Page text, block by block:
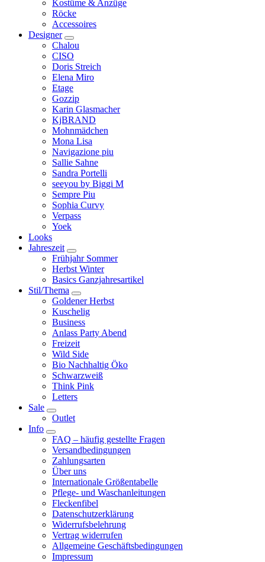
Kostüme & Anzüge
Röcke
Accessoires
Designer
Chalou
CISO
Doris Streich
Elena Miro
Etage
Gozzip
Karin Glasmacher
KjBRAND
Mohnmädchen
Mona Lisa
Navigazione piu
Sallie Sahne
Sandra Portelli
seeyou by Biggi M
Sempre Piu
Sophia Curvy
Verpass
Yoek
Looks
Jahreszeit
Frühjahr Sommer
Herbst Winter
Basics Ganzjahresartikel
Stil/Thema
Goldener Herbst
Kuschelig
Business
Anlass Party Abend
Freizeit
Wild Side
Bio Nachhaltig Öko
Schwarzweiß
Think Pink
Letters
Sale
Outlet
Info
FAQ – häufig gestellte Fragen
Versandbedingungen
Zahlungsarten
Über uns
Internationale Größentabelle
Pflege- und Waschanleitungen
Fleckenfibel
Datenschutzerklärung
Widerrufsbelehrung
Vertrag widerrufen
Allgemeine Geschäftsbedingungen
Impressum